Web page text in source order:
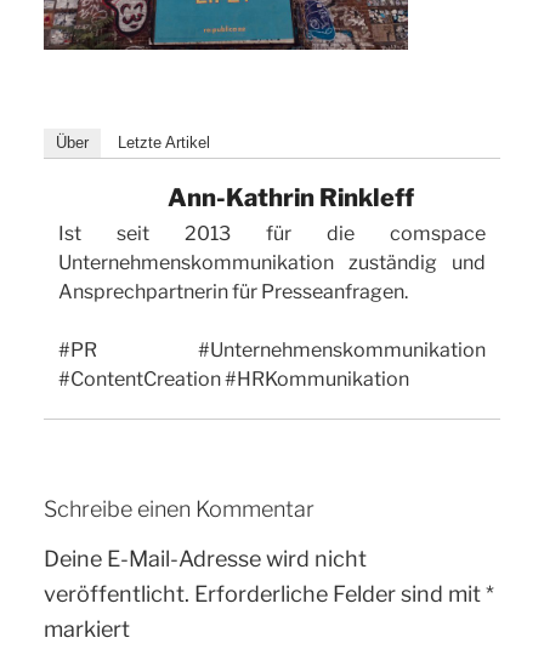
Über Letzte Artikel
Ann-Kathrin Rinkleff
Ist seit 2013 für die comspace
Unternehmenskommunikation zuständig und
Ansprechpartnerin für Presseanfragen.
#PR #Unternehmenskommunikation
#ContentCreation #HRKommunikation
Schreibe einen Kommentar
Deine E-Mail-Adresse wird nicht
veröffentlicht. Erforderliche Felder sind mit*
markiert